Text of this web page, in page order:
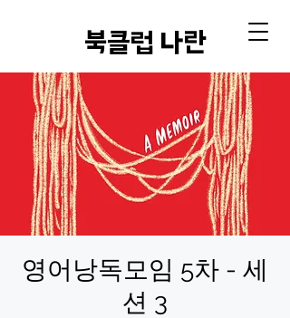
​북클럽 나란
영어낭독모임 5차 - 세
션 3